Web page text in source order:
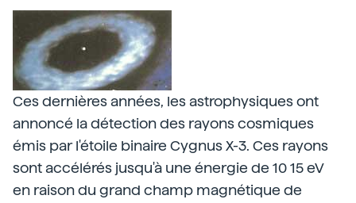
Ces dernières années, les astrophysiques ont
annoncé la détection des rayons cosmiques
émis par l'étoile binaire Cygnus X-3. Ces rayons
sont accélérés jusqu'à une énergie de 10 15 eV
en raison du grand champ magnétique de